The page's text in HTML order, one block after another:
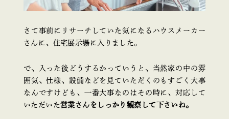
さて事前にリサーチしていた気になるハウスメーカー
さんに、住宅展示場に入りました。
で、入った後どうするかっていうと、当然家の中の雰
囲気、仕様、設備などを見ていただくのもすごく大事
なんですけども、一番大事なのはその時に、対応して
いただいた営業さんをしっかり観察して下さいね。